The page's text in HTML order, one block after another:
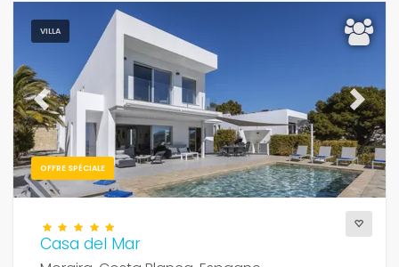
VILLA
OFFRE SPÉCIALE
Previous Next
Casa del Mar